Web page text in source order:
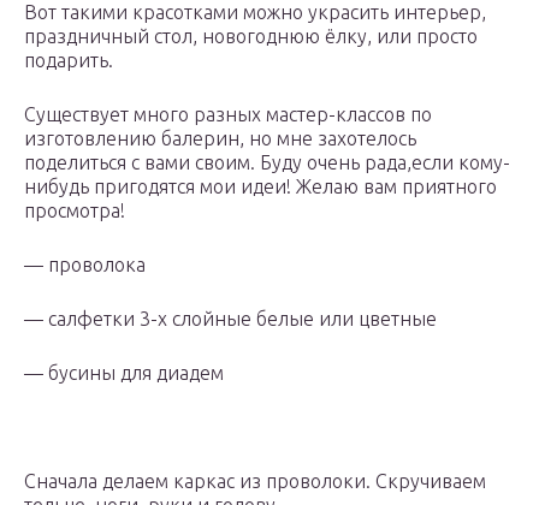
Вот такими красотками можно украсить интерьер,
праздничный стол, новогоднюю ёлку, или просто
подарить.
Существует много разных мастер-классов по
изготовлению балерин, но мне захотелось
поделиться с вами своим. Буду очень рада,если кому-
нибудь пригодятся мои идеи! Желаю вам приятного
просмотра!
— проволока
— салфетки 3-х слойные белые или цветные
— бусины для диадем
Сначала делаем каркас из проволоки. Скручиваем